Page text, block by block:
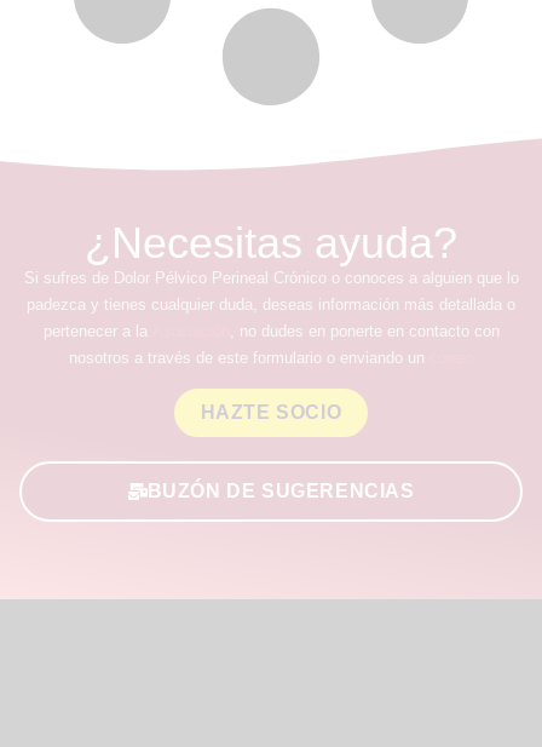
¿Necesitas ayuda?
Si sufres de Dolor Pélvico Perineal Crónico o conoces a alguien que lo
padezca y tienes cualquier duda, deseas información más detallada o
pertenecer a la
, no dudes en ponerte en contacto con
nosotros a través de este formulario o enviando un
HAZTE SOCIO
BUZÓN DE SUGERENCIAS